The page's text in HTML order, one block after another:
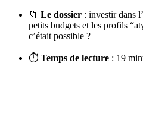
📁 Le dossier : investir dans
petits budgets et les profils
c’était possible ?
⏱ Temps de lecture : 19